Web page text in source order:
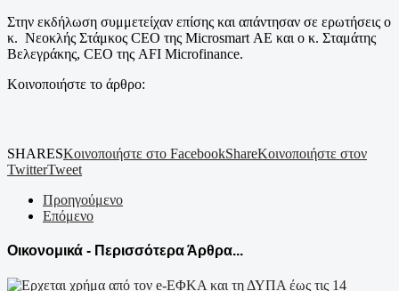
Στην εκδήλωση συμμετείχαν επίσης και απάντησαν σε ερωτήσεις ο
κ. Νεοκλής Στάμκος CEO της Microsmart ΑΕ και ο κ. Σταμάτης
Βελεγράκης, CEO της AFI Microfinance.
Κοινοποιήστε το άρθρο:
SHARESΚοινοποιήστε στο FacebookShareΚοινοποιήστε στον
TwitterTweet
Προηγούμενο
Επόμενο
Οικονομικά - Περισσότερα Άρθρα...